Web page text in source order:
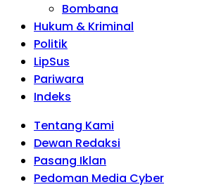
Bombana
Hukum & Kriminal
Politik
LipSus
Pariwara
Indeks
Tentang Kami
Dewan Redaksi
Pasang Iklan
Pedoman Media Cyber